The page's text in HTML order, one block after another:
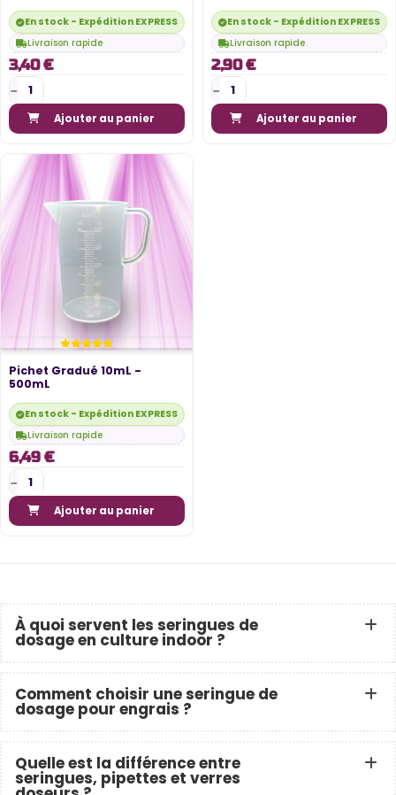
En stock - Expédition EXPRESS disponible
Livraison rapide
3,40 €
Ajouter au panier
En stock - Expédition EXPRESS
Livraison rapide
2,90 €
Ajouter au panier
Pichet Gradué 10mL -
500mL
En stock - Expédition EXPRESS disponible
Livraison rapide
6,49 €
Ajouter au panier
À quoi servent les seringues de
dosage en culture indoor ?
Comment choisir une seringue de
dosage pour engrais ?
Quelle est la différence entre
seringues, pipettes et verres